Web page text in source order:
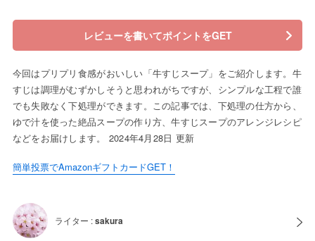
レビューを書いてポイントをGET
今回はプリプリ食感がおいしい「牛すじスープ」をご紹介します。牛
すじは調理がむずかしそうと思われがちですが、シンプルな工程で誰
でも失敗なく下処理ができます。この記事では、下処理の仕方から、
ゆで汁を使った絶品スープの作り方、牛すじスープのアレンジレシピ
などをお届けします。 2024年4月28日 更新
簡単投票でAmazonギフトカードGET！
ライター :sakura